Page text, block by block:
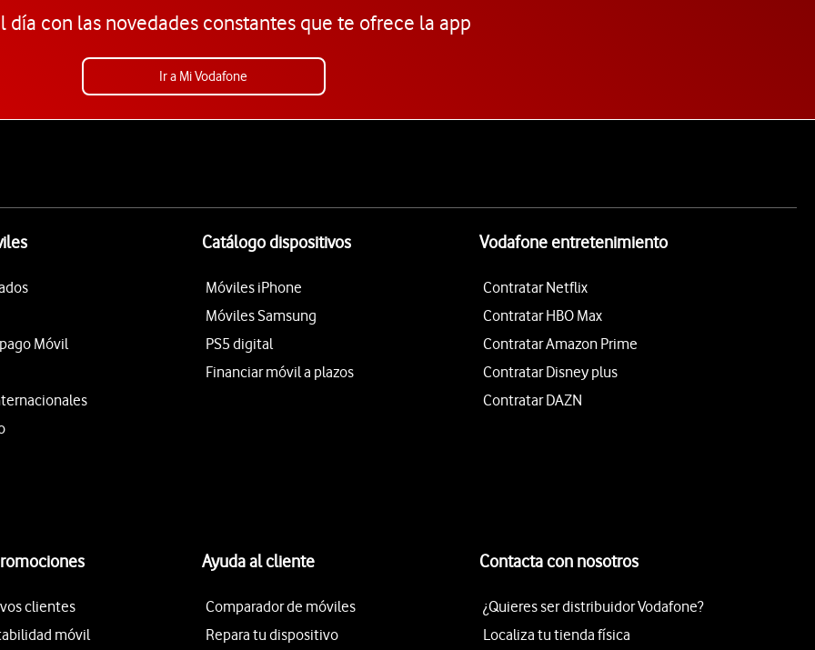
día con las novedades constantes que te ofrece la app
Ir a Mi Vodafone
Móvil
Catálogo dispositivos
Móviles iPhone
Móviles Samsung
PS5 digital
Financiar móvil a plazos
Vodafone entretenimiento
Contratar Netflix
Contratar HBO Max
Contratar Amazon Prime
Contratar Disney plus
Contratar DAZN
clientes
móvil
Ayuda al cliente
Comparador de móviles
Repara tu dispositivo
Contacta con nosotros
¿Quieres ser distribuidor Vodafone?
Localiza tu tienda física